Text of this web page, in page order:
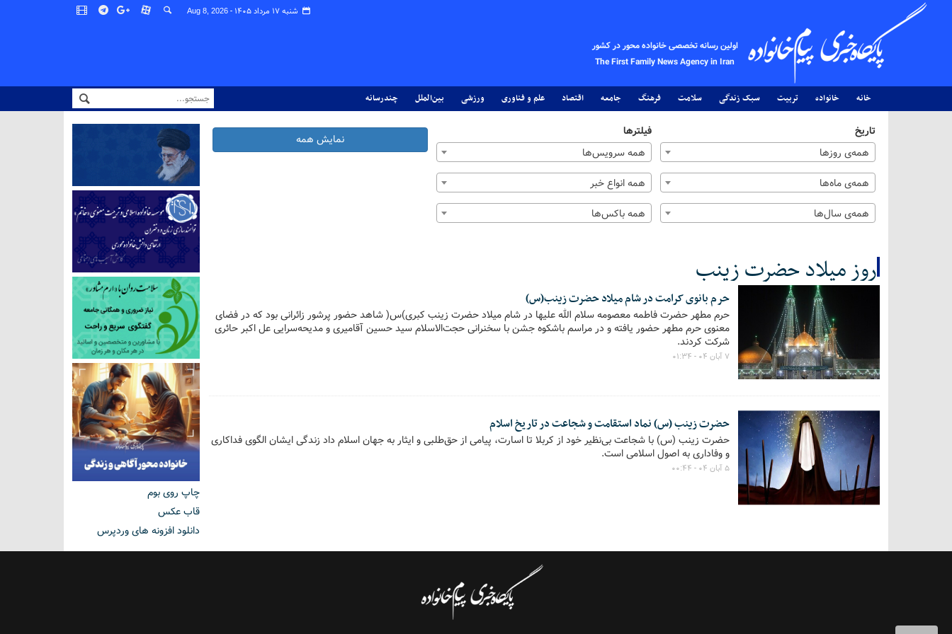
شنبه ۱۷ مرداد ۱۴۰۵ - Aug 8, 2026
اولین رسانه تخصصی خانواده محور در کشور
The First Family News Agency in Iran
خانه خانواده تربیت سبک زندگی سلامت فرهنگ جامعه اقتصاد علم و فناوری ورزشی بین‌الملل چندرسانه
تاریخ
همه‌ی روزها
همه‌ی ماه‌ها
همه‌ی سال‌ها
فیلترها
همه سرویس‌ها
همه انواع خبر
همه باکس‌ها
نمایش همه
روز میلاد حضرت زینب
حرم بانوی کرامت در شام میلاد حضرت زینب(س)
حرم مطهر حضرت فاطمه معصومه سلام الله علیها در شام میلاد حضرت زینب کبری)س( شاهد حضور پرشور زائرانی بود که در فضای
معنوی حرم مطهر حضور یافته و در مراسم باشکوه جشن با سخنرانی حجت‌الاسلام سید حسین آقامیری و مدیحه‌سرایی عل‌ اکبر حائری
شرکت کردند.
۷ آبان ۰۴ - ۰۱:۳۴
حضرت زینب (س) نماد استقامت و شجاعت در تاریخ اسلام
حضرت زینب (س) با شجاعت بی‌نظیر خود از کربلا تا اسارت، پیامی از حق‌طلبی و ایثار به جهان اسلام داد زندگی ایشان الگوی فداکاری
و وفاداری به اصول اسلامی است.
۵ آبان ۰۴ - ۰۰:۴۴
چاپ روی بوم
قاب عکس
دانلود افزونه های وردپرس